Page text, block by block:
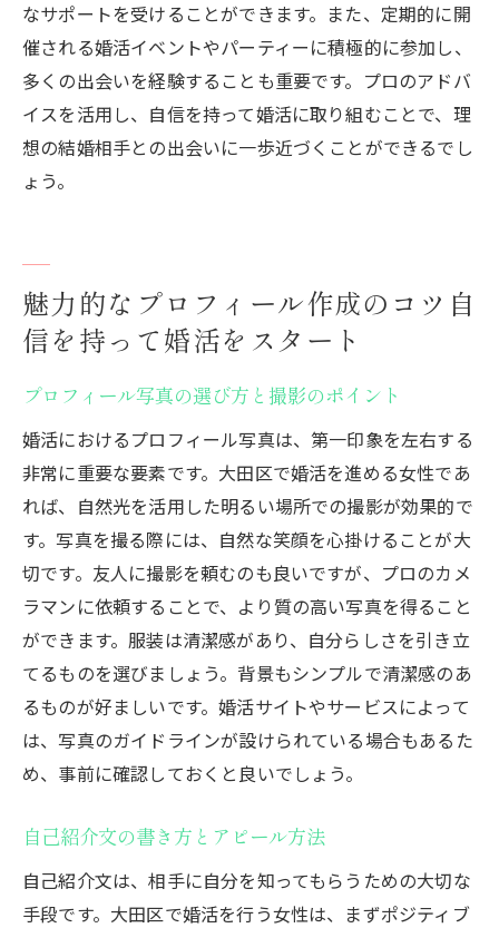
なサポートを受けることができます。また、定期的に開
催される婚活イベントやパーティーに積極的に参加し、
多くの出会いを経験することも重要です。プロのアドバ
イスを活用し、自信を持って婚活に取り組むことで、理
想の結婚相手との出会いに一歩近づくことができるでし
ょう。
魅力的なプロフィール作成のコツ自
信を持って婚活をスタート
プロフィール写真の選び方と撮影のポイント
婚活におけるプロフィール写真は、第一印象を左右する
非常に重要な要素です。大田区で婚活を進める女性であ
れば、自然光を活用した明るい場所での撮影が効果的で
す。写真を撮る際には、自然な笑顔を心掛けることが大
切です。友人に撮影を頼むのも良いですが、プロのカメ
ラマンに依頼することで、より質の高い写真を得ること
ができます。服装は清潔感があり、自分らしさを引き立
てるものを選びましょう。背景もシンプルで清潔感のあ
るものが好ましいです。婚活サイトやサービスによって
は、写真のガイドラインが設けられている場合もあるた
め、事前に確認しておくと良いでしょう。
自己紹介文の書き方とアピール方法
自己紹介文は、相手に自分を知ってもらうための大切な
手段です。大田区で婚活を行う女性は、まずポジティブ